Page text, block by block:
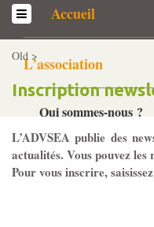
Accueil
L’association
Qui sommes-­nous ?
Généralités
Historique
Statuts et Règlement de
Old >
Inscription
L’ADVSEA publie des
actualités. Vous pouvez
Pour vous inscrire,